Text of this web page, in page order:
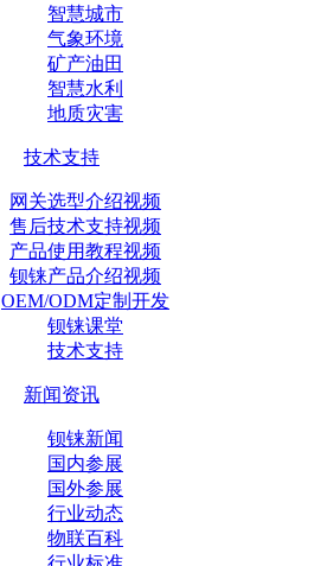
智慧城市
气象环境
矿产油田
智慧水利
地质灾害
技术支持
网关选型介绍视频
售后技术支持视频
产品使用教程视频
钡铼产品介绍视频
OEM/ODM定制开发
钡铼课堂
技术支持
新闻资讯
钡铼新闻
国内参展
国外参展
行业动态
物联百科